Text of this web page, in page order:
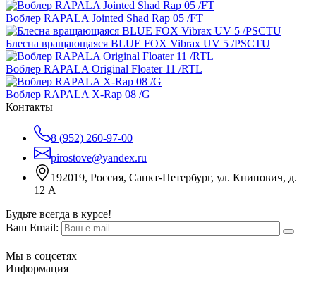
Воблер RAPALA Jointed Shad Rap 05 /FT
Блесна вращающаяся BLUE FOX Vibrax UV 5 /PSCTU
Воблер RAPALA Original Floater 11 /RTL
Воблер RAPALA X-Rap 08 /G
Контакты
8 (952) 260-97-00
pirostove@yandex.ru
192019, Россия, Санкт-Петербург, ул. Книпович, д.
12 А
Будьте всегда в курсе!
Ваш Email:
Мы в соцсетях
Информация